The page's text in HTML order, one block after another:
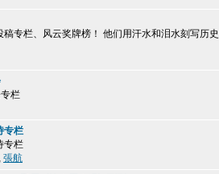
专栏、风云奖牌榜！ 他们用汗水和泪水刻写历
栏
专栏
专栏
, 張航